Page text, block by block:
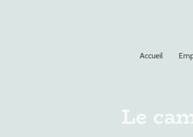
Accueil
Le